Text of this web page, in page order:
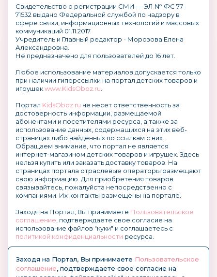
Свидетельство о регистрации СМИ — ЭЛ № ФС 77–
71532 выдано Федеральной службой по надзору в
сфере связи, информационных технологий и массовых
коммуникаций 01.11.2017.
Учредитель и Главный редактор - Морозова Елена
Александровна.
Не предназначено для пользователей до 16 лет.
Любое использование материалов допускается только
при наличии гиперссылки на портал детских товаров и
игрушекwww.KidsOboz.ru
Портал KidsOboz.ru не несет ответственность за
достоверность информации, размещаемой
абонентами и посетителями ресурса, а также за
использование данных, содержащихся на этих веб-
страницах либо найденных по ссылкам с них.
Обращаем внимание, что портал не является
интернет-магазином детских товаров и игрушек. Здесь
нельзя купить или заказать доставку товаров. На
страницах портала отраслевые операторы размещают
свою информацию. Для приобретения товаров
связывайтесь, пожалуйста непосредственно с
компаниями. Их контакты размещены на портале.
Заходя на Портал, Вы принимаете Пользовательское
соглашение , подтверждаете свое согласие на
использование файлов "куки" и соглашаетесь с
политикой конфиденциальности ресурса.
Заходя на Портал, Вы принимаете Пользовательское
соглашение, подтверждаете свое согласие на